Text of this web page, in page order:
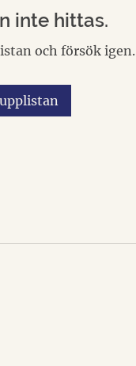
inte hittas.
och försök igen.